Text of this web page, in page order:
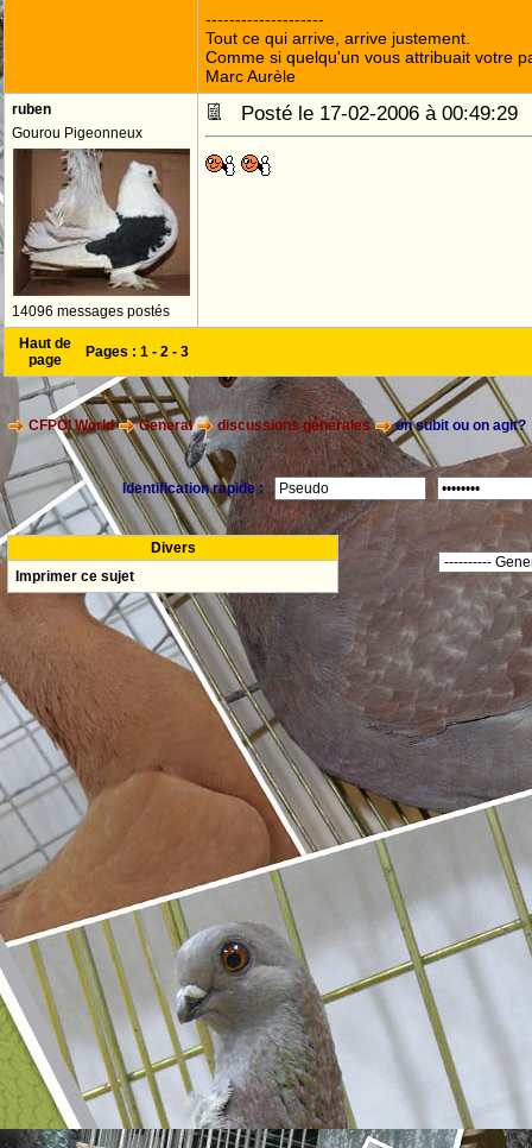
--------------------
Tout ce qui arrive, arrive justement.
Comme si quelqu'un vous attribuait votre
Marc Aurèle
ruben
Gourou Pigeonneux
14096 messages postés
Posté le 17-02-2006 à
Haut de
page
Pages : 1 - 2 - 3
CFPOI World General discussions générales on subit ou on agit?
Identification rapide :
Divers
Imprimer ce sujet